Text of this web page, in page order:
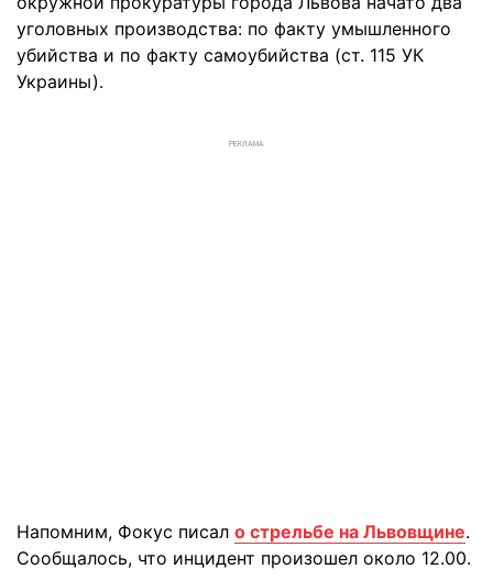
уголовных производства: по факту умышленного
убийства и по факту самоубийства (ст. 115 УК
Украины).
РЕКЛАМА
Напомним, Фокус писал о стрельбе на Львовщине.
Сообщалось, что инцидент произошел около 12.00.